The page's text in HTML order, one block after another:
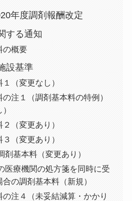
年度調剤報酬改定
する通知
の概要
設基準
（変更なし）
注１（調剤基本料の特例）
（変更あり）
（変更あり）
剤基本料（変更あり）
医療機関の処方箋を同時に受
の調剤基本料（新規）
の注４（未妥結減算・かかり